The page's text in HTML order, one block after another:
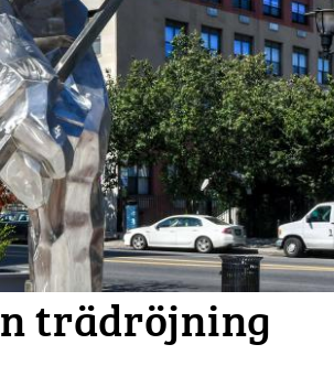
trädröjning